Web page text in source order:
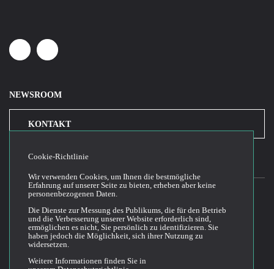
LinkedinYoutube
NEWSROOM
KONTAKT
2026© Cloud Temple
Allgemeine Bedingungen für die Nutzung der Website
Politik der Vertraulichkeit
Politik der Cookies
Cookie-Richtlinie
Wir verwenden Cookies, um Ihnen die bestmögliche
Erfahrung auf unserer Seite zu bieten, erheben aber keine
personenbezogenen Daten.
Die Dienste zur Messung des Publikums, die für den Betrieb
und die Verbesserung unserer Website erforderlich sind,
ermöglichen es nicht, Sie persönlich zu identifizieren. Sie
haben jedoch die Möglichkeit, sich ihrer Nutzung zu
widersetzen.
Weitere Informationen finden Sie in